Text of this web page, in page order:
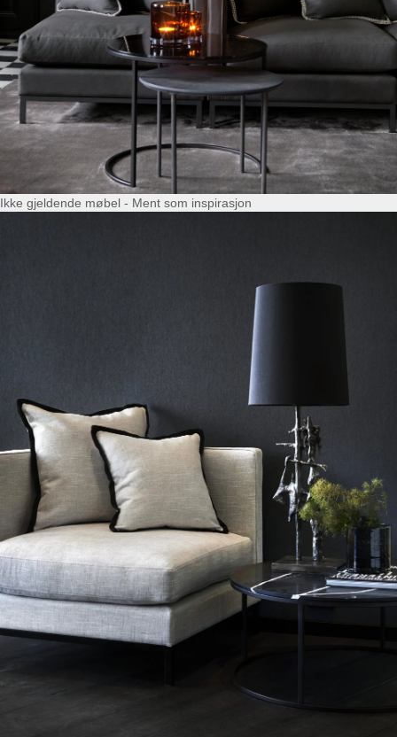
Ikke gjeldende møbel - Ment som inspirasjon